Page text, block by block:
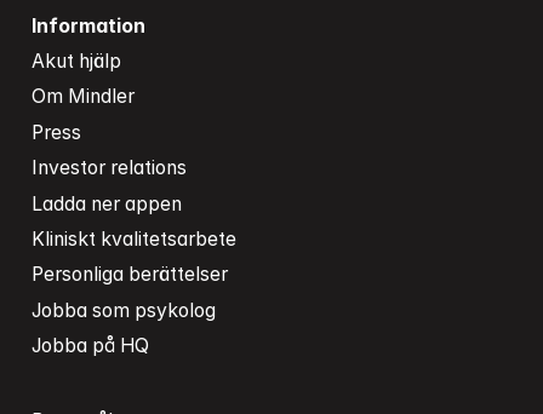
Information
Akut hjälp
Om Mindler
Press
Investor relations
Ladda ner appen
Kliniskt kvalitetsarbete
Personliga berättelser
Jobba som psykolog
Jobba på HQ